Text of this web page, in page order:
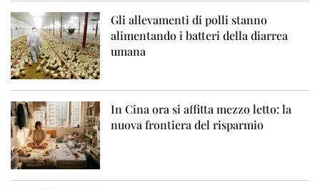
Gli allevamenti di polli stanno
alimentando i batteri della diarrea
umana
In Cina ora si affitta mezzo letto: la
nuova frontiera del risparmio